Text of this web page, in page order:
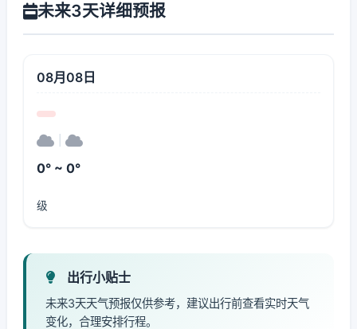
未来3天详细预报
08月08日
0° ~ 0°
级
出行小贴士
未来3天天气预报仅供参考，建议出行前查看实时天气
变化，合理安排行程。